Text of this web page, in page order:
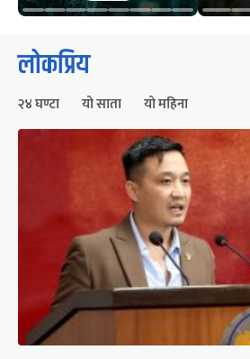
लोकप्रिय
२४ घण्टा यो साता यो महिना